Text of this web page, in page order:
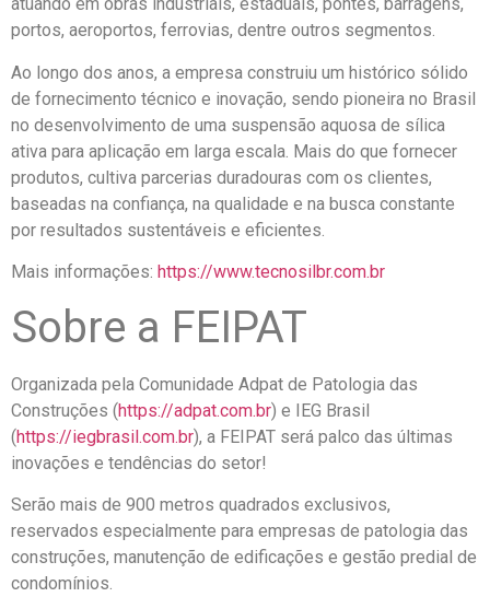
atuando em obras industriais, estaduais, pontes, barragens,
portos, aeroportos, ferrovias, dentre outros segmentos.
Ao longo dos anos, a empresa construiu um histórico sólido
de fornecimento técnico e inovação, sendo pioneira no Brasil
no desenvolvimento de uma suspensão aquosa de sílica
ativa para aplicação em larga escala. Mais do que fornecer
produtos, cultiva parcerias duradouras com os clientes,
baseadas na confiança, na qualidade e na busca constante
por resultados sustentáveis e eficientes.
Mais informações: https://www.tecnosilbr.com.br
Sobre a FEIPAT
Organizada pela Comunidade Adpat de Patologia das
Construções (https://adpat.com.br) e IEG Brasil
(https://iegbrasil.com.br), a FEIPAT será palco das últimas
inovações e tendências do setor!
Serão mais de 900 metros quadrados exclusivos,
reservados especialmente para empresas de patologia das
construções, manutenção de edificações e gestão predial de
condomínios.